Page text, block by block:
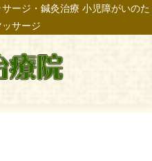
ージ・鍼灸治療 小児障がいのた
サージ